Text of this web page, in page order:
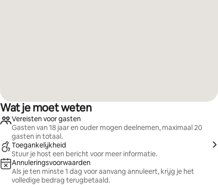
Wat je moet weten
Vereisten voor gasten
Gasten van 18 jaar en ouder mogen deelnemen, maximaal 20
gasten in totaal.
Toegankelijkheid
Stuur je host een bericht voor meer informatie.
Annuleringsvoorwaarden
Als je ten minste 1 dag voor aanvang annuleert, krijg je het
volledige bedrag terugbetaald.